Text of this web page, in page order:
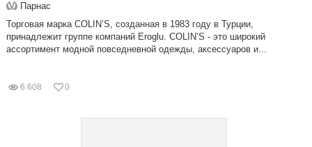
Парнас
Торговая марка COLIN’S, созданная в 1983 году в Турции,
принадлежит группе компаний Eroglu. COLIN’S - это широкий
ассортимент модной повседневной одежды, аксессуаров и...
6 608 0